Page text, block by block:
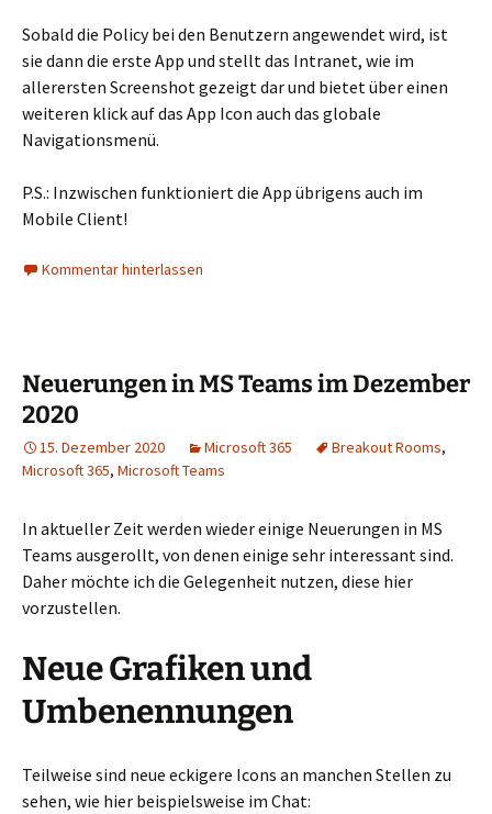
Sobald die Policy bei den Benutzern angewendet wird, ist
sie dann die erste App und stellt das Intranet, wie im
allerersten Screenshot gezeigt dar und bietet über einen
weiteren klick auf das App Icon auch das globale
Navigationsmenü.
P.S.: Inzwischen funktioniert die App übrigens auch im
Mobile Client!
Kommentar hinterlassen
Neuerungen in MS Teams im Dezember
2020
15. Dezember 2020 Microsoft 365 Breakout Rooms,
Microsoft 365, Microsoft Teams
In aktueller Zeit werden wieder einige Neuerungen in MS
Teams ausgerollt, von denen einige sehr interessant sind.
Daher möchte ich die Gelegenheit nutzen, diese hier
vorzustellen.
Neue Grafiken und
Umbenennungen
Teilweise sind neue eckigere Icons an manchen Stellen zu
sehen, wie hier beispielsweise im Chat: